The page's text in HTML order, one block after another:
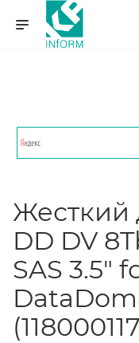
Жесткий
DD DV
SAS 3.5"